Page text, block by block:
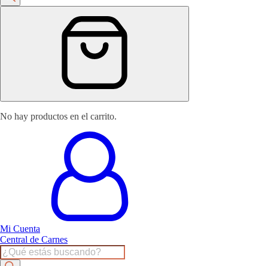
No hay productos en el carrito.
Mi Cuenta
Central de Carnes
Products
search